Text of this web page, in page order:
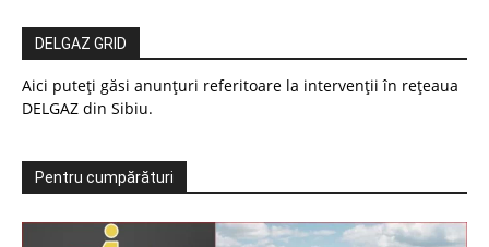
DELGAZ GRID
Aici puteți găsi anunțuri referitoare la intervenții în rețeaua
DELGAZ din Sibiu.
Pentru cumpărături